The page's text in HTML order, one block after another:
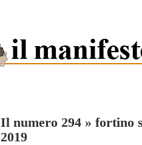
Il numero 294 » fortino
2019